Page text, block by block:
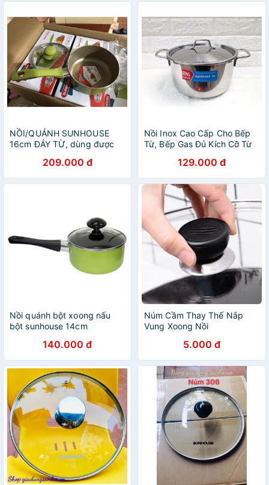
NỒI/QUÁNH SUNHOUSE
16cm ĐÁY TỪ, dùng được
209.000 đ
Nồi Inox Cao Cấp Cho Bếp
Từ, Bếp Gas Đủ Kích Cỡ Từ
129.000 đ
Nồi quánh bột xoong nấu
bột sunhouse 14cm
140.000 đ
Núm Cầm Thay Thế Nắp
Vung Xoong Nồi
5.000 đ